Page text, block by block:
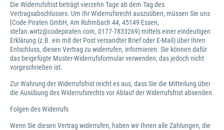
Die Widerrufsfrist beträgt vierzehn Tage ab dem Tag des
Vertragsabschlusses. Um Ihr Widerrufsrecht auszuüben, müssen Sie uns
[Code Piraten GmbH, Am Ruhmbach 44, 45149 Essen,
stefan.wirtz@codepiraten.com, 0177-7833269) mittels einer eindeutigen
Erklärung (z.B. ein mit der Post versandter Brief oder E-Mail) über Ihren
Entschluss, diesen Vertrag zu widerrufen, informieren. Sie können dafür
das beigefügte Muster-Widerrufsformular verwenden, das jedoch nicht
vorgeschrieben ist.
Zur Wahrung der Widerrufsfrist reicht es aus, dass Sie die Mitteilung über
die Ausübung des Widerrufsrechts vor Ablauf der Widerrufsfrist absenden.
Folgen des Widerrufs
Wenn Sie diesen Vertrag widerrufen, haben wir Ihnen alle Zahlungen, die